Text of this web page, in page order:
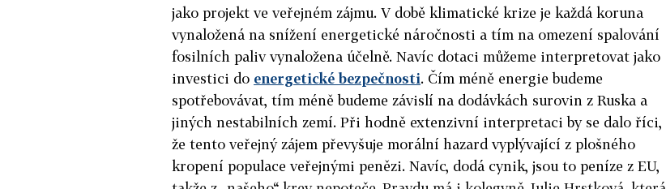
jako projekt ve veřejném zájmu. V době klimatické krize je každá koruna
vynaložená na snížení energetické náročnosti a tím na omezení spalování
fosilních paliv vynaložena účelně. Navíc dotaci můžeme interpretovat jako
investici do energetické bezpečnosti. Čím méně energie budeme
spotřebovávat, tím méně budeme závislí na dodávkách surovin z Ruska a
jiných nestabilních zemí. Při hodně extenzivní interpretaci by se dalo říci,
že tento veřejný zájem převyšuje morální hazard vyplývající z plošného
kropení populace veřejnými penězi. Navíc, dodá cynik, jsou to peníze z EU,